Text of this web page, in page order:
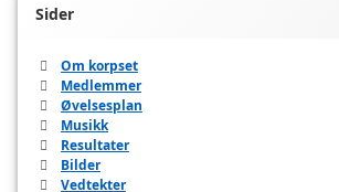
Sider
Om korpset
Medlemmer
Øvelsesplan
Musikk
Resultater
Bilder
Vedtekter